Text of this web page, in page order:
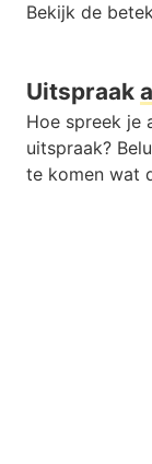
Bekijk de
Uitspraak
Hoe spreek je
uitspraak?
te komen wat